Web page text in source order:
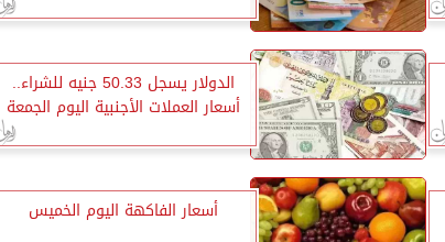
الدولار يسجل 50.33 جنيه للشراء..
أسعار العملات الأجنبية اليوم الجمعة
أسعار الفاكهة اليوم الخميس